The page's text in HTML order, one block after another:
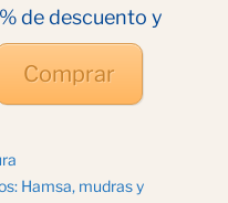
de descuento y
Comprar
Hamsa, mudras y